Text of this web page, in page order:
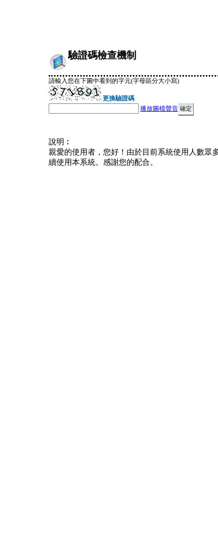
驗證碼檢查機制
請輸入您在下圖中看到的字元(字母區分大小寫)
更換驗證碼
播放圖檔聲音
說明︰
親愛的使用者，您好！由於目前系統使用人數眾
續使用本系統。感謝您的配合。